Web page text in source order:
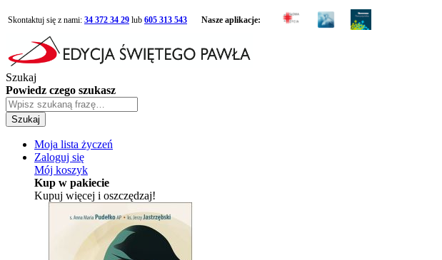
Skontaktuj się z nami: 34 372 34 29 lub 605 313 543 Nasze aplikacje:
Szukaj
Powiedz czego szukasz
Szukaj
Moja lista życzeń
Zaloguj się
Mój koszyk
Kup w pakiecie
Kupuj więcej i oszczędzaj!